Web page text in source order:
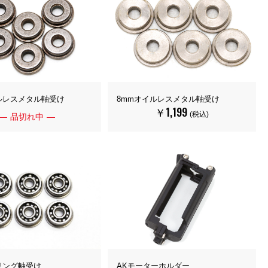
スメタル軸受け
品切れ中
8mmオイルレスメタル軸受け
￥1,199 (税込)
グ軸受け AKモーターホルダー